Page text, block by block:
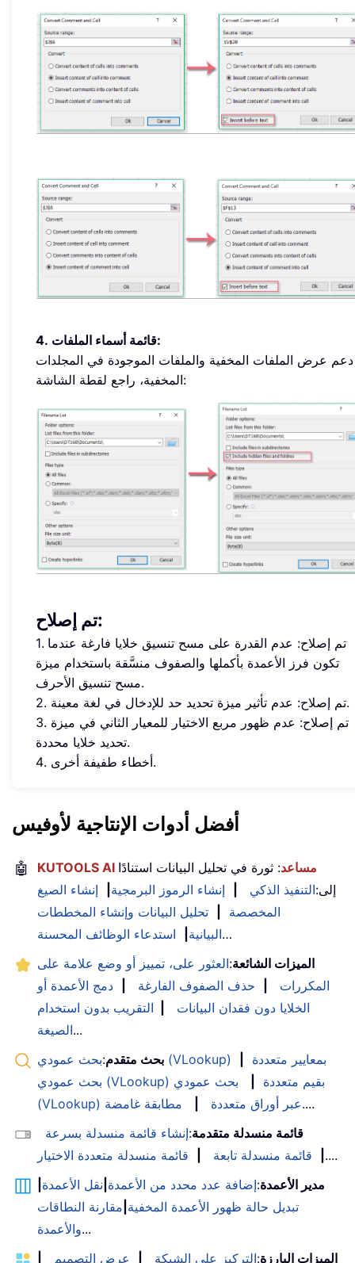
4. قائمة أسماء الملفات:
دعم عرض الملفات المخفية والملفات الموجودة في المجلدات
المخفية، راجع لقطة الشاشة:
تم إصلاح:
1. تم إصلاح: عدم القدرة على مسح تنسيق خلايا فارغة عندما
تكون فرز الأعمدة بأكملها والصفوف منسَّقة باستخدام ميزة
مسح تنسيق الأحرف.
2. تم إصلاح: عدم تأثير ميزة تحديد حد للإدخال في لغة معينة.
3. تم إصلاح: عدم ظهور مربع الاختيار للمعيار الثاني في ميزة
تحديد خلايا محددة.
4. أخطاء طفيفة أخرى.
أفضل أدوات الإنتاجية لأوفيس
🤖 KUTOOLS AI مساعد: ثورة في تحليل البيانات استنادًا
إلى:التنفيذ الذكي إنشاء الرموز البرمجية
إنشاء الصيغ
المخصصة
تحليل البيانات وإنشاء المخططات
البيانية
استدعاء الوظائف المحسنة
…
الميزات الشائعة:العثور على، تمييز أو وضع علامة على
المكررات
حذف الصفوف الفارغة
دمج الأعمدة أو
الخلايا دون فقدان البيانات
التقريب بدون استخدام
الصيغة...
بحث متقدم: بحث عمودي (VLookup) بمعايير متعددة
بحث عمودي (VLookup) بقيم متعددة
بحث عمودي
(VLookup) عبر أوراق متعددة
مطابقة غامضة
....
قائمة منسدلة متقدمة:إنشاء قائمة منسدلة بسرعة
قائمة منسدلة تابعة قائمة منسدلة متعددة الاختيار
....
مدير الأعمدة:إضافة عدد محدد من الأعمدة نقل الأعمدة
تبديل حالة ظهور الأعمدة المخفية مقارنة النطاقات
والأعمدة...
الميزات البارزة:التركيز على الشبكة عرض التصميم